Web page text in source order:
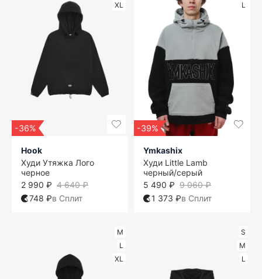
XL
-36%
Hook
Худи Утяжка Лого
черное
4 640 ₽
2 990 ₽
748 ₽в Сплит
L
-39%
Ymkashix
Худи Little Lamb
черный/серый
9 060 ₽
5 490 ₽
1 373 ₽в Сплит
M
L
XL
S
M
L